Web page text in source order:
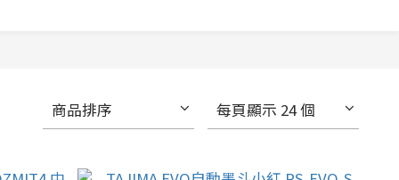
商品排序 每頁顯示 24 個